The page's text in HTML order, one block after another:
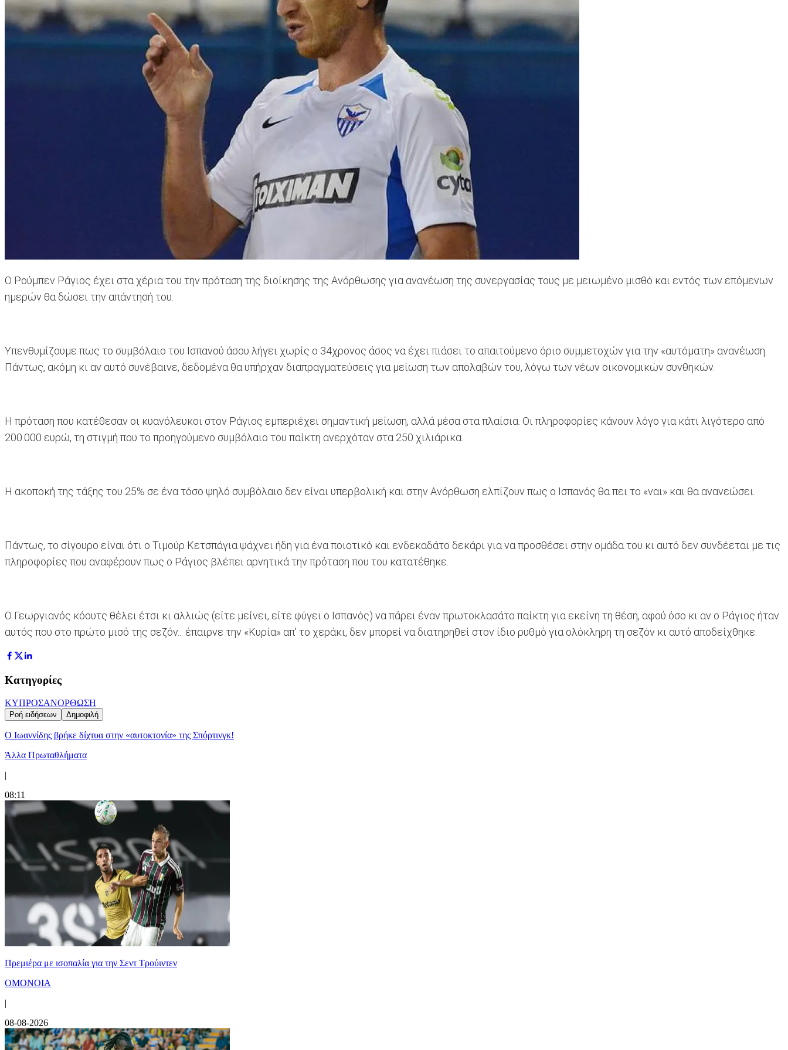
Ο Ρούμπεν Ράγιος έχει στα χέρια του την πρόταση της διοίκησης της Ανόρθωσης για ανανέωση της συνεργασίας τους με μειωμένο μισθό και εντός των επόμενων
ημερών θα δώσει την απάντησή του.
Υπενθυμίζουμε πως το συμβόλαιο του Ισπανού άσου λήγει χωρίς ο 34χρονος άσος να έχει πιάσει το απαιτούμενο όριο συμμετοχών για την «αυτόματη» ανανέωση.
Πάντως, ακόμη κι αν αυτό συνέβαινε, δεδομένα θα υπήρχαν διαπραγματεύσεις για μείωση των απολαβών του, λόγω των νέων οικονομικών συνθηκών.
Η πρόταση που κατέθεσαν οι κυανόλευκοι στον Ράγιος εμπεριέχει σημαντική μείωση, αλλά μέσα στα πλαίσια. Οι πληροφορίες κάνουν λόγο για κάτι λιγότερο από
200.000 ευρώ, τη στιγμή που το προηγούμενο συμβόλαιο του παίκτη ανερχόταν στα 250 χιλιάρικα.
Η ακοποκή της τάξης του 25% σε ένα τόσο ψηλό συμβόλαιο δεν είναι υπερβολική και στην Ανόρθωση ελπίζουν πως ο Ισπανός θα πει το «ναι» και θα ανανεώσει.
Πάντως, το σίγουρο είναι ότι ο Τιμούρ Κετσπάγια ψάχνει ήδη για ένα ποιοτικό και ενδεκαδάτο δεκάρι για να προσθέσει στην ομάδα του κι αυτό δεν συνδέεται με τις
πληροφορίες που αναφέρουν πως ο Ράγιος βλέπει αρνητικά την πρόταση που του κατατέθηκε.
Ο Γεωργιανός κόουτς θέλει έτσι κι αλλιώς (είτε μείνει, είτε φύγει ο Ισπανός) να πάρει έναν πρωτοκλασάτο παίκτη για εκείνη τη θέση, αφού όσο κι αν ο Ράγιος ήταν
αυτός που στο πρώτο μισό της σεζόν... έπαιρνε την «Κυρία» απ' το χεράκι, δεν μπορεί να διατηρηθεί στον ίδιο ρυθμό για ολόκληρη τη σεζόν κι αυτό αποδείχθηκε.
Κατηγορίες
ΚΥΠΡΟΣΑΝΟΡΘΩΣΗ
Ροή ειδήσεων Δημοφιλή
Ο Ιωαννίδης βρήκε δίχτυα στην «αυτοκτονία» της Σπόρτινγκ!
Άλλα Πρωταθλήματα
|
08:11
Πρεμιέρα με ισοπαλία για την Σεντ Τρούιντεν
ΟΜΟΝΟΙΑ
|
08-08-2026